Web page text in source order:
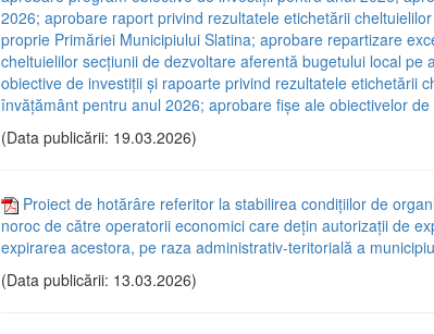
2026; aprobare raport privind rezultatele etichetării
proprie Primăriei Municipiului Slatina; aprobare repartizare
cheltuielilor secțiunii de dezvoltare aferentă bugetului local pe
obiective de investiții și rapoarte privind rezultatele etichetării
învățământ pentru anul 2026; aprobare fișe ale obiectivelor de
(Data publicării: 19.03.2026)
Proiect de hotărâre referitor la stabilirea condițiilor de
noroc de către operatorii economici care dețin autorizații de
expirarea acestora, pe raza administrativ-teritorială a
(Data publicării: 13.03.2026)